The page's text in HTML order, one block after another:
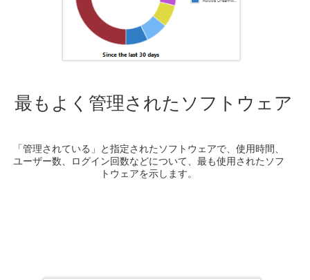
最もよく管理されたソフトウェア
「管理されている」と指定されたソフトウェアで、使用時間、
ユーザー数、ログイン回数などについて、最も使用されたソフ
トウェアを示します。